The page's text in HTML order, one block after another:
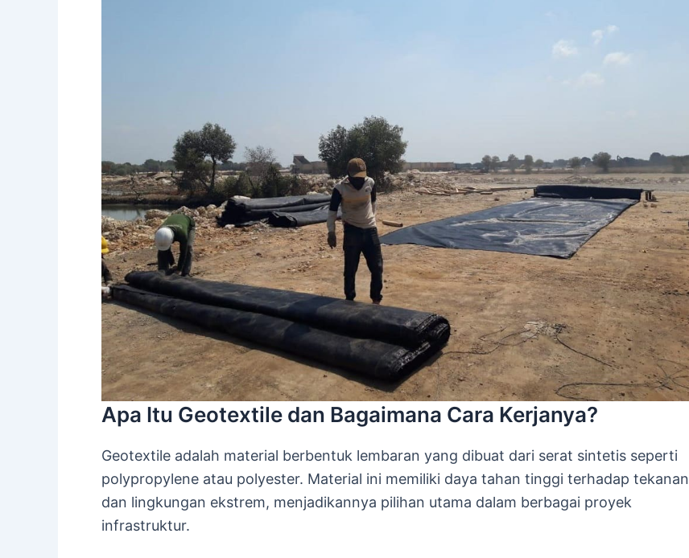
Apa Itu Geotextile dan Bagaimana Cara Kerjanya?
Geotextile adalah material berbentuk lembaran yang dibuat dari serat sintetis seperti
polypropylene atau polyester. Material ini memiliki daya tahan tinggi terhadap tekanan
dan lingkungan ekstrem, menjadikannya pilihan utama dalam berbagai proyek
infrastruktur.